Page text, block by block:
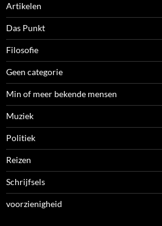
Artikelen
Das Punkt
Filosofie
Geen categorie
Min of meer bekende mensen
Muziek
Politiek
Reizen
Schrijfsels
voorzienigheid